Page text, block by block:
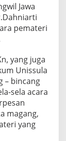
Jawa
pemateri
yang juga
Unissula
– bincang
sela acara
magang,
yang